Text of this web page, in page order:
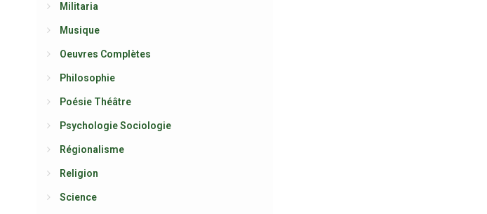
Militaria
Musique
Oeuvres Complètes
Philosophie
Poésie Théâtre
Psychologie Sociologie
Régionalisme
Religion
Science